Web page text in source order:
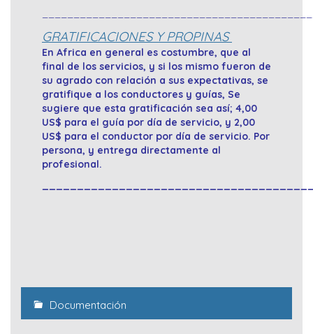
GRATIFICACIONES Y PROPINAS
En Africa en general es costumbre, que al
final de los servicios, y si los mismo fueron de
su agrado con relación a sus expectativas, se
gratifique a los conductores y guías, Se
sugiere que esta gratificación sea así; 4,00
US$ para el guía por día de servicio, y 2,00
US$ para el conductor por día de servicio. Por
persona, y entrega directamente al
profesional.
Documentación